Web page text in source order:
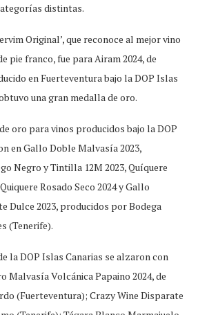
distintas.
Original’, que reconoce al mejor vino
pie franco, fue para Airam 2024, de
en Fuerteventura bajo la DOP Islas
una gran medalla de oro.
oro para vinos producidos bajo la DOP
en Gallo Doble Malvasía 2023,
Negro y Tintilla 12M 2023, Quíquere
Rosado Seco 2024 y Gallo
Dulce 2023, producidos por Bodega
(Tenerife).
la DOP Islas Canarias se alzaron con
Malvasía Volcánica Papaino 2024, de
(Fuerteventura); Crazy Wine Disparate